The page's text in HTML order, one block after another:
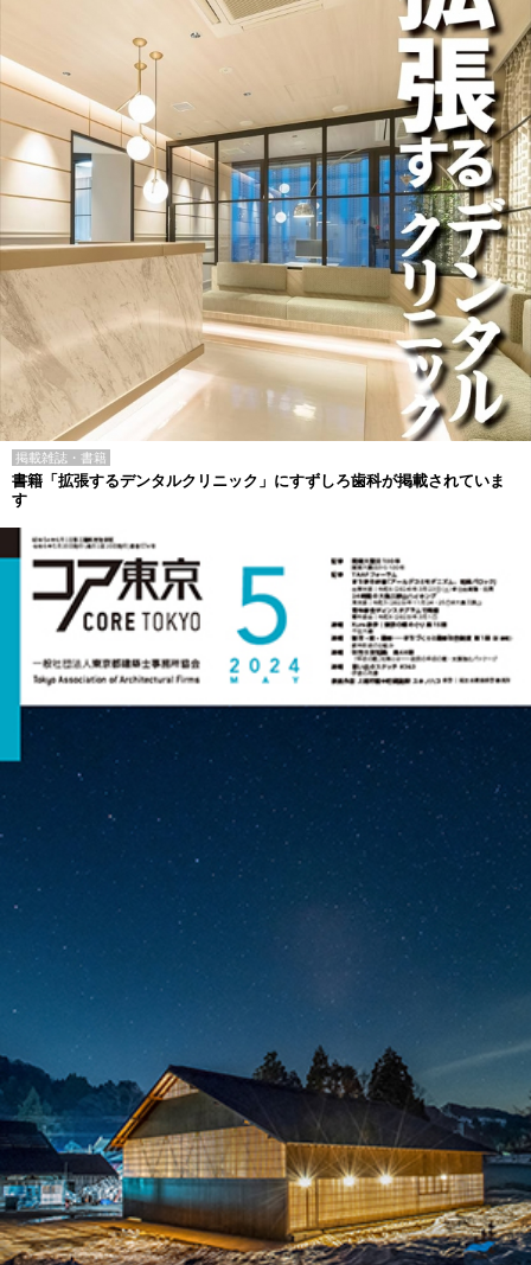
掲載雑誌・書籍
書籍「拡張するデンタルクリニック」にすずしろ歯科が掲載されていま
す